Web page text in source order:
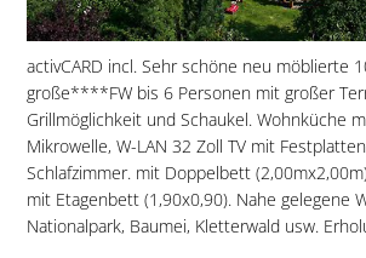
activCARD incl. Sehr schöne neu möblierte
große****FW bis 6 Personen mit großer
Grillmöglichkeit und Schaukel. Wohnküche
Mikrowelle, W-LAN 32 Zoll TV mit
Schlafzimmer. mit Doppelbett
mit Etagenbett (1,90x0,90). Nahe gelegene
Nationalpark, Baumei, Kletterwald usw.